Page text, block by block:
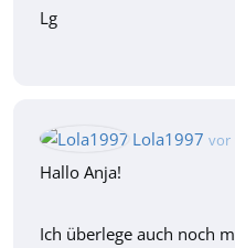
Lg
Lola1997 vor
Hallo Anja!
Ich überlege auch noch